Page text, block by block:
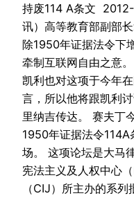
持废114 A条文
讯）高等教育部副部
除1950年证据法令下
牵制互联网自由之意
凯利也对这项于今年
言，所以他将跟凯利
里纳吉传达。 赛夫丁
1950年证据法令114A
场。 这项论坛是大马
宪法主义及人权中心
（CIJ）所主办的系